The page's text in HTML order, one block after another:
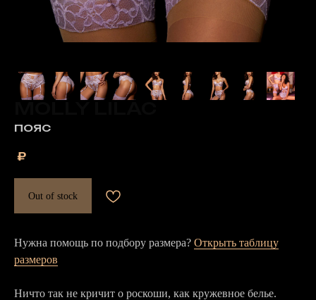
ПОЯС
₽
Out of stock
Нужна помощь по подбору размера? Открыть таблицу
размеров
Ничто так не кричит о роскоши, как кружевное белье.